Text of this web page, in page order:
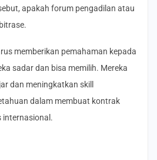
apakah forum pengadilan atau
memberikan pemahaman kepada
sadar dan bisa memilih. Mereka
dan meningkatkan skill
dalam membuat kontrak
internasional.